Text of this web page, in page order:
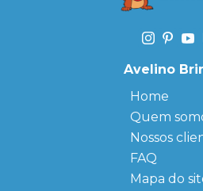
Avelino
Home
Quem
Nossos
FAQ
Mapa do